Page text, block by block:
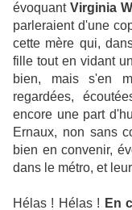
évoquantVirginia
parleraient d'une
cette mère qui,
fille tout en vidant
bien, mais s'en
regardées,
encore une part
Ernaux, non sans
bien en convenir,
dans le métro, et
Hélas ! Hélas ! En